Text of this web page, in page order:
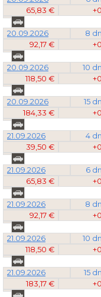
65,83 €
20.09.2026 8
92,17 €
20.09.2026 10
118,50 €
20.09.2026 15
184,33 €
21.09.2026 4
39,50 €
21.09.2026 6
65,83 €
21.09.2026 8
92,17 €
21.09.2026 10
118,50 €
21.09.2026 15
183,17 €